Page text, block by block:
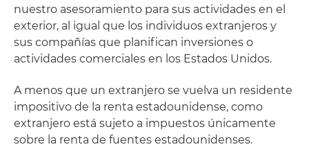
nuestro asesoramiento para sus actividades en el
exterior, al igual que los individuos extranjeros y
sus compañías que planifican inversiones o
actividades comerciales en los Estados Unidos.
A menos que un extranjero se vuelva un residente
impositivo de la renta estadounidense, como
extranjero está sujeto a impuestos únicamente
sobre la renta de fuentes estadounidenses.